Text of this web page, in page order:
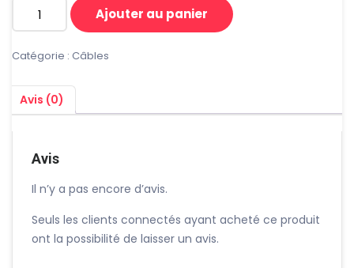
quantité
Câble
+
Alimentation
SRT
Ajouter au panier
Catégorie : Câbles
Avis (0)
Avis
Il n’y a pas encore d’avis.
Seuls les clients connectés ayant acheté ce produit
ont la possibilité de laisser un avis.